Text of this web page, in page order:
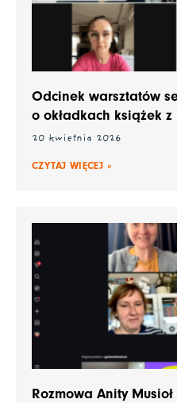
Odcinek warsztatów
o okładkach książek z
20 kwietnia 2026
CZYTAJ WIĘCEJ »
Rozmowa Anity